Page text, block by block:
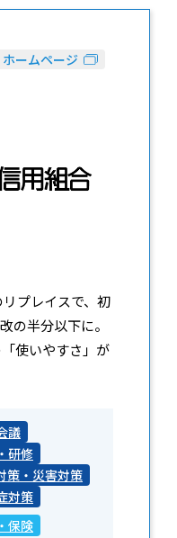
ホームページ
プレイスで、初
の半分以下に。
使いやすさ」が
議
研修
策・災害対策
対策
保険